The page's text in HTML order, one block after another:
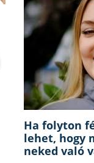
Ha folyton
lehet, hogy
neked való